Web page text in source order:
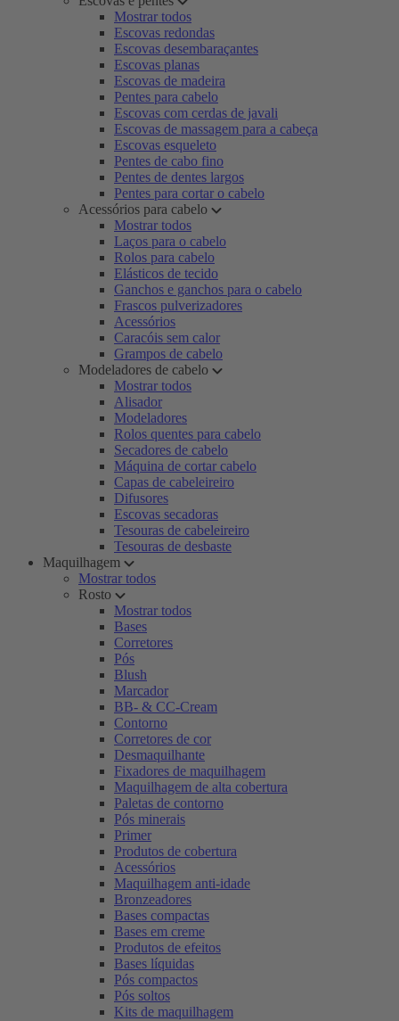
Mostrar todos
Escovas redondas
Escovas desembaraçantes
Escovas planas
Escovas de madeira
Pentes para cabelo
Escovas com cerdas de javali
Escovas de massagem para a cabeça
Escovas esqueleto
Pentes de cabo fino
Pentes de dentes largos
Pentes para cortar o cabelo
Acessórios para cabelo
Mostrar todos
Laços para o cabelo
Rolos para cabelo
Elásticos de tecido
Ganchos e ganchos para o cabelo
Frascos pulverizadores
Acessórios
Caracóis sem calor
Grampos de cabelo
Modeladores de cabelo
Mostrar todos
Alisador
Modeladores
Rolos quentes para cabelo
Secadores de cabelo
Máquina de cortar cabelo
Capas de cabeleireiro
Difusores
Escovas secadoras
Tesouras de cabeleireiro
Tesouras de desbaste
Maquilhagem
Mostrar todos
Rosto
Mostrar todos
Bases
Corretores
Pós
Blush
Marcador
BB- & CC-Cream
Contorno
Corretores de cor
Desmaquilhante
Fixadores de maquilhagem
Maquilhagem de alta cobertura
Paletas de contorno
Pós minerais
Primer
Produtos de cobertura
Acessórios
Maquilhagem anti-idade
Bronzeadores
Bases compactas
Bases em creme
Produtos de efeitos
Bases líquidas
Pós compactos
Pós soltos
Kits de maquilhagem